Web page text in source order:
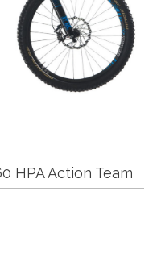
HPA Action Team